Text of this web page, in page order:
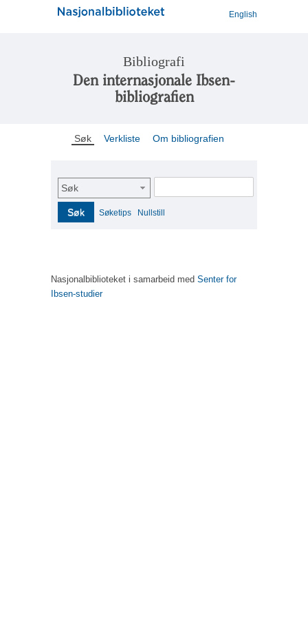
English
Bibliografi
Den internasjonale Ibsen-
bibliografien
Søk Verkliste Om bibliografien
Søk
Søk Søketips Nullstill
Nasjonalbiblioteket i samarbeid med Senter for
Ibsen-studier